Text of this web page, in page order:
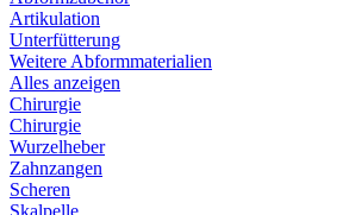
Artikulation
Unterfütterung
Weitere Abformmaterialien
Alles anzeigen
Chirurgie
Chirurgie
Wurzelheber
Zahnzangen
Scheren
Skalpelle